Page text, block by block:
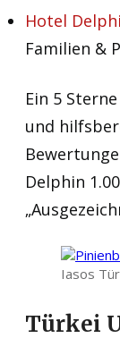
Hotel
Familien &
Ein 5
und
Delphin
Iasos
Türkei